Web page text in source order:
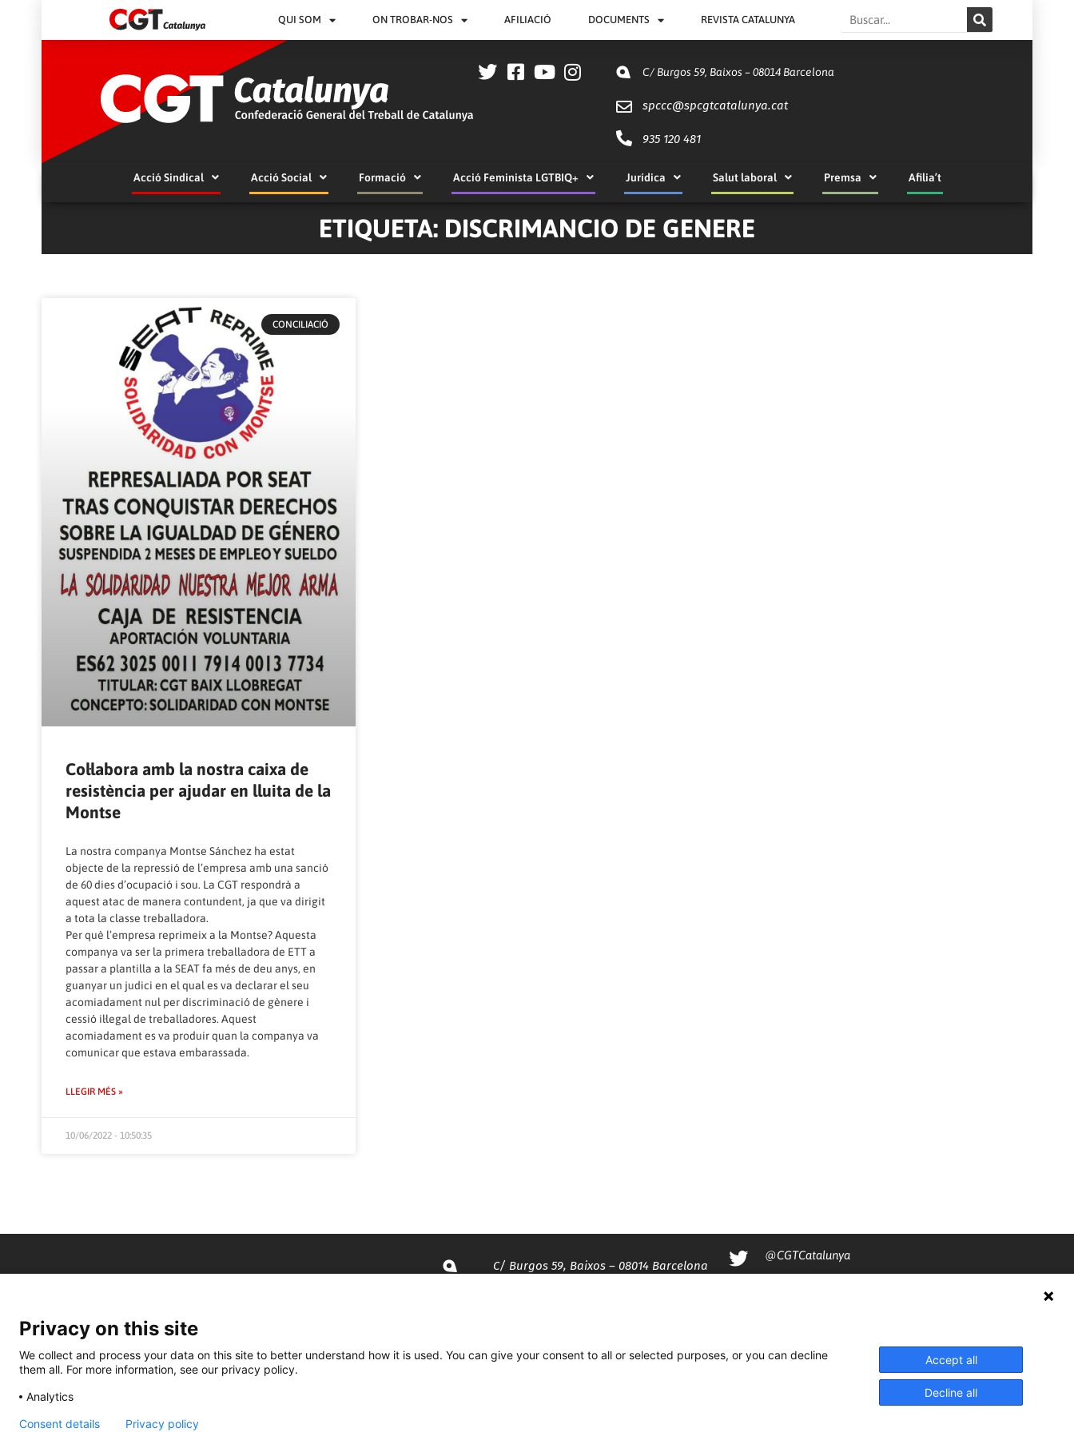
QUI SOM ON TROBAR-NOS AFILIACIÓ DOCUMENTS REVISTA CATALUNYA Search
C/ Burgos 59, Baixos – 08014 Barcelona
spccc@spcgtcatalunya.cat
935 120 481
Acció Sindical Acció Social Formació Acció Feminista LGTBIQ+ Jurídica Salut laboral Premsa Afilia’t
ETIQUETA: DISCRIMANCIO DE GENERE
CONCILIACIÓ
Col·labora amb la nostra caixa de
resistència per ajudar en lluita de la
Montse
La nostra companya Montse Sánchez ha estat
objecte de la repressió de l’empresa amb una sanció
de 60 dies d’ocupació i sou. La CGT respondrà a
aquest atac de manera contundent, ja que va dirigit
a tota la classe treballadora.
Per què l’empresa reprimeix a la Montse? Aquesta
companya va ser la primera treballadora de ETT a
passar a plantilla a la SEAT fa més de deu anys, en
guanyar un judici en el qual es va declarar el seu
acomiadament nul per discriminació de gènere i
cessió il·legal de treballadores. Aquest
acomiadament es va produir quan la companya va
comunicar que estava embarassada.
LLEGIR MÉS »
10/06/2022 - 10:50:35
C/ Burgos 59, Baixos – 08014 Barcelona
935 120 481
@CGTCatalunya
Privacy on this site
We collect and process your data on this site to better understand how it is used. You can give your consent to all or selected purposes, or you can decline
them all. For more information, see our privacy policy.
Analytics
Accept all
Decline all
Consent details Privacy policy